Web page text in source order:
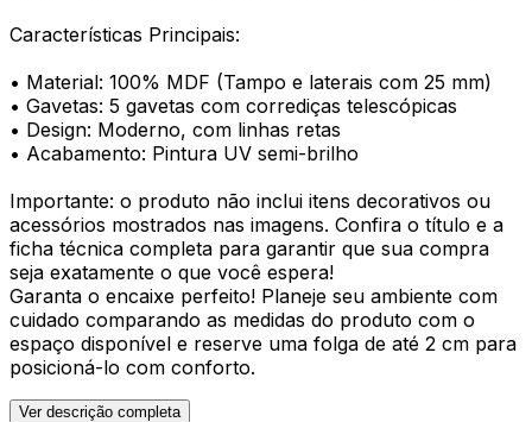
Características Principais:
• Material: 100% MDF (Tampo e laterais com 25 mm)
• Gavetas: 5 gavetas com corrediças telescópicas
• Design: Moderno, com linhas retas
• Acabamento: Pintura UV semi-brilho
Importante: o produto não inclui itens decorativos ou
acessórios mostrados nas imagens. Confira o título e a
ficha técnica completa para garantir que sua compra
seja exatamente o que você espera!
Garanta o encaixe perfeito! Planeje seu ambiente com
cuidado comparando as medidas do produto com o
espaço disponível e reserve uma folga de até 2 cm para
posicioná-lo com conforto.
Ver descrição completa